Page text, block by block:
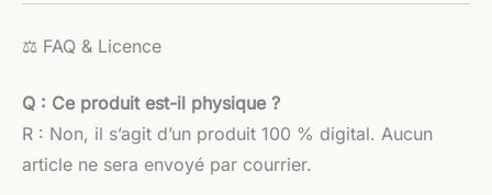
⚖️ FAQ & Licence
Q : Ce produit est-il physique ?
R : Non, il s’agit d’un produit 100 % digital. Aucun
article ne sera envoyé par courrier.